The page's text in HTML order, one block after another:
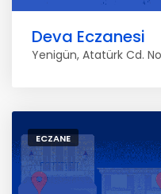
Deva Eczanesi
Yenigün, Atatürk Cd.
ECZANE